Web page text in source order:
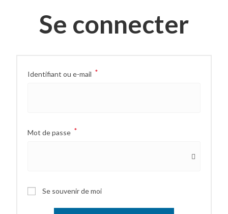
Se connecter
Identifiant ou e-mail *
Mot de passe *
Se souvenir de moi